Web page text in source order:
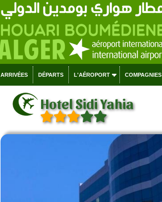
ARRIVÉES DÉPARTS L'AÉROPORT COMPAGNIES
Hotel Sidi Yahia